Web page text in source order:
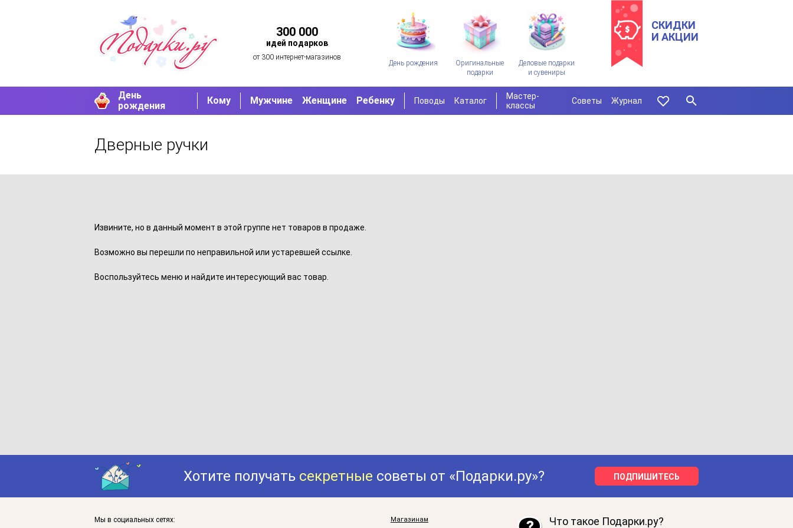
300 000
идей подарков
от 300 интернет-магазинов
День рождения
Оригинальные
подарки
Деловые подарки
и сувениры
СКИДКИ
И АКЦИИ
День
рождения
Кому Мужчине Женщине Ребенку Поводы Каталог
Мастер-
классы
Советы Журнал
Дверные ручки
Извините, но в данный момент в этой группе нет товаров в продаже.
Возможно вы перешли по неправильной или устаревшей ссылке.
Воспользуйтесь меню и найдите интересующий вас товар.
Хотите получать секретные советы от «Подарки.ру»? ПОДПИШИТЕСЬ
Мы в социальных сетях: Магазинам Что такое Подарки.ру?